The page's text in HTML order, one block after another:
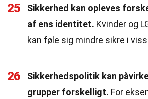
25
Sikkerhed kan opleves
af ens identitet. Kvinder og
kan føle sig mindre sikre i
26
Sikkerhedspolitik kan
grupper forskelligt. For